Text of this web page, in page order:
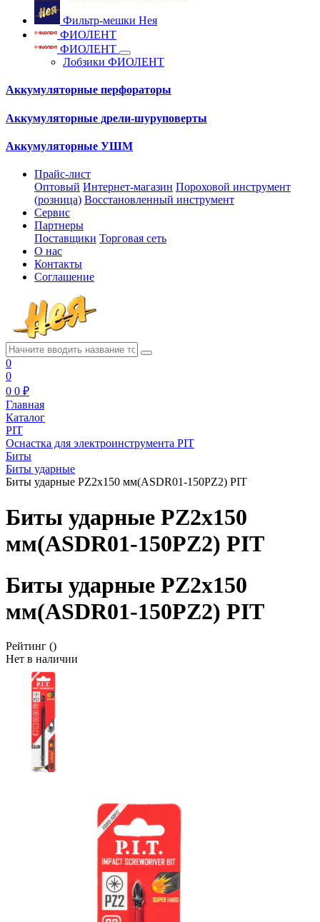
Фильтр-мешки Нея
ФИОЛЕНТ
ФИОЛЕНТ
Лобзики ФИОЛЕНТ
Аккумуляторные перфораторы
Аккумуляторные дрели-шуруповерты
Аккумуляторные УШМ
Прайс-лист
Оптовый Интернет-магазин Пороховой инструмент
(розница) Восстановленный инструмент
Сервис
Партнеры
Поставщики Торговая сеть
О нас
Контакты
Соглашение
0
0
0 0 ₽
Главная
Каталог
PIT
Оснастка для электроинструмента PIT
Биты
Биты ударные
Биты ударные PZ2x150 мм(ASDR01-150PZ2) PIT
Биты ударные PZ2x150
мм(ASDR01-150PZ2) PIT
Биты ударные PZ2x150
мм(ASDR01-150PZ2) PIT
Рейтинг ()
Нет в наличии